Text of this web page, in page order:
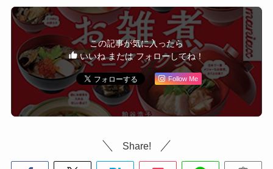
この記事が気に入ったら
いいね または フォローしてね！
Follow Me
Share!